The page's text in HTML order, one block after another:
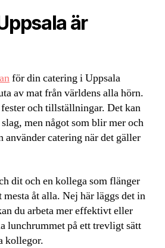
är
för din catering i Uppsala
av mat från världens alla hörn.
och tillställningar. Det kan
men något som blir mer och
använder catering när det gäller
dit och en kollega som flänger
åt alla. Nej här läggs det in
du arbeta mer effektivt eller
lunchrummet på ett trevligt sätt
kollegor.